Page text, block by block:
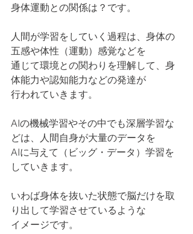
身体運動との関係は？です。
人間が学習をしていく過程は、身体の
五感や体性（運動）感覚などを
通じて環境との関わりを理解して、身
体能力や認知能力などの発達が
行われていきます。
AIの機械学習やその中でも深層学習な
どは、人間自身が大量のデータを
AIに与えて（ビッグ・データ）学習を
していきます。
いわば身体を抜いた状態で脳だけを取
り出して学習させているような
イメージです。